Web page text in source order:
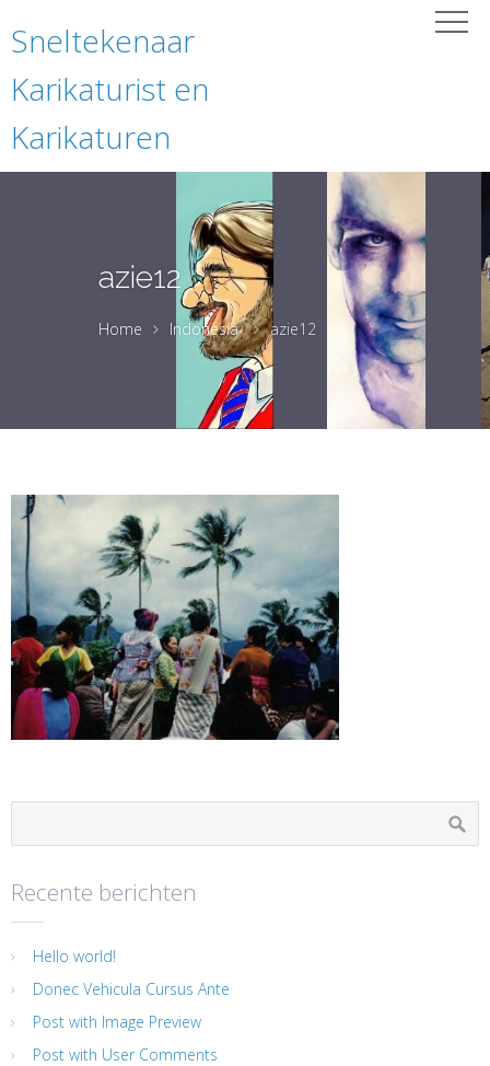
Sneltekenaar
Karikaturist en
Karikaturen
azie12
Home Indonesia azie12
Recente berichten
Hello world!
Donec Vehicula Cursus Ante
Post with Image Preview
Post with User Comments